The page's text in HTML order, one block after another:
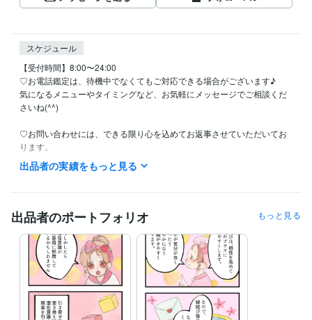
スケジュール
【受付時間】8:00〜24:00
♡お電話鑑定は、待機中でなくてもご対応できる場合がございます♪
気になるメニューやタイミングなど、お気軽にメッセージでご相談くだ
さいね(^^)
♡お問い合わせには、できる限り心を込めてお返事させていただいてお
ります。
セッションや対面鑑定の合間を見て、なるべく24時間以内にご返信・施
術を行えるよう心がけております。
能なことがございます＾＾
また、枠が埋まっているように見えても、受付できる場合がございます
ので、
どうぞ遠慮なく一度ご連絡くださいね♪
あなたにぴったりのご縁とタイミングでお届けできるよう、
心を込めてお待ちしております。
経験職種
出品者の実績をもっと見る
出品者のポートフォリオ もっと見る